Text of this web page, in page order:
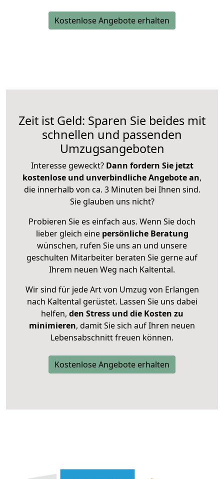
Kostenlose Angebote erhalten
Zeit ist Geld: Sparen Sie beides mit
schnellen und passenden
Umzugsangeboten
Interesse geweckt? Dann fordern Sie jetzt
kostenlose und unverbindliche Angebote an,
die innerhalb von ca. 3 Minuten bei Ihnen sind.
Sie glauben uns nicht?
Probieren Sie es einfach aus. Wenn Sie doch
lieber gleich eine persönliche Beratung
wünschen, rufen Sie uns an und unsere
geschulten Mitarbeiter beraten Sie gerne auf
Ihrem neuen Weg nach Kaltental.
Wir sind für jede Art von Umzug von Erlangen
nach Kaltental gerüstet. Lassen Sie uns dabei
helfen, den Stress und die Kosten zu
minimieren, damit Sie sich auf Ihren neuen
Lebensabschnitt freuen können.
Kostenlose Angebote erhalten